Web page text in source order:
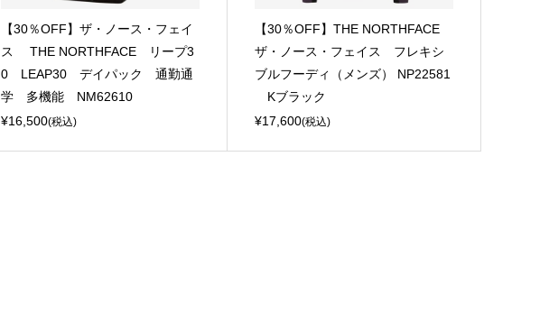
【30％OFF】ザ・ノース・フェイ
ス THE NORTHFACE リープ3
0 LEAP30 デイパック 通勤通
学 多機能 NM62610
¥16,500(税込)
【30％OFF】THE NORTHFACE
ザ・ノース・フェイス フレキシ
ブルフーディ（メンズ） NP22581
Kブラック
¥17,600(税込)